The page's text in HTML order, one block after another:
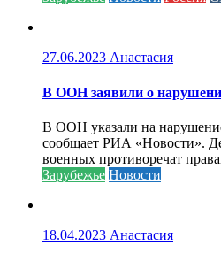
27.06.2023 Анастасия
В ООН заявили о
В ООН указали на
сообщает РИА «Новости».
военных противоречат
Зарубежье Новости
18.04.2023 Анастасия